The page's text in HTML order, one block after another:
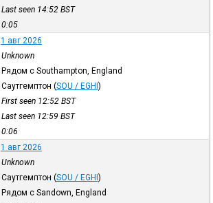
Last seen 14:52 BST
0:05
1 авг 2026
Unknown
Рядом с Southampton, England
Саутгемптон (SOU / EGHI)
First seen 12:52 BST
Last seen 12:59 BST
0:06
1 авг 2026
Unknown
Саутгемптон (SOU / EGHI)
Рядом с Sandown, England